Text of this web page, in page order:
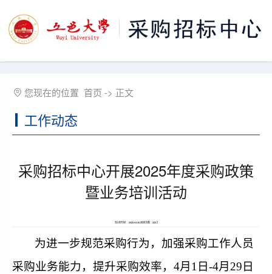
工作动态
您现在的位置 首页 -> 正文
采购招标中心开展2025年度采购政策
暨业务培训活动
【信息时间： 2025-04-30 阅读次数： 223】
为进一步规范采购行为， 加强采购工作人员
采购业务能力 ，提升采购效率， 4月 1 日-4月 29 日